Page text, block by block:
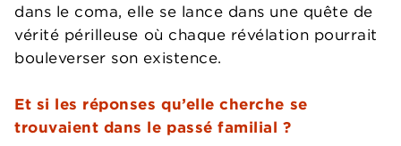
dans le coma, elle se lance dans une quête de
vérité périlleuse où chaque révélation pourrait
bouleverser son existence.
Et si les réponses qu’elle cherche se
trouvaient dans le passé familial ?